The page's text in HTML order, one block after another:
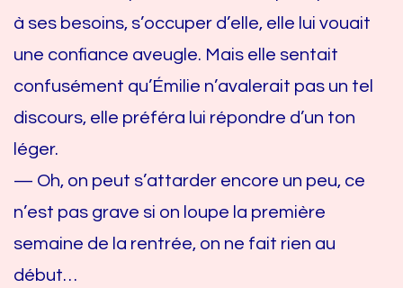
à ses besoins, s’occuper d’elle, elle lui vouait
une confiance aveugle. Mais elle sentait
confusément qu’Émilie n’avalerait pas un tel
discours, elle préféra lui répondre d’un ton
léger.
— Oh, on peut s’attarder encore un peu, ce
n’est pas grave si on loupe la première
semaine de la rentrée, on ne fait rien au
début…